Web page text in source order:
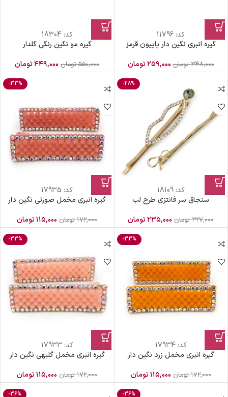
کد: 11796
گیره انبری نگین دار پاپیون قرمز
۳۴۸,۰۰۰ تومان ۲۵۹,۰۰۰تومان
کد:18304
گیره مو نگین رنگی گلدار
۵۵۰,۰۰۰ تومان ۴۴۹,۰۰۰تومان
-28%
کد:18109
سنجاق سر فانتزی طرح لب
۳۲۷,۰۰۰ تومان ۲۳۵,۰۰۰تومان
-33%
کد: 17935
گیره انبری مخمل صورتی نگین دار
۱۷۲,۰۰۰ تومان ۱۱۵,۰۰۰تومان
-33%
کد:17934
گیره انبری مخمل زرد نگین دار
۱۷۲,۰۰۰ تومان ۱۱۵,۰۰۰تومان
-33%
کد: 17933
گیره انبری مخمل گلبهی نگین دار
۱۷۲,۰۰۰ تومان ۱۱۵,۰۰۰تومان
-36%
-36%